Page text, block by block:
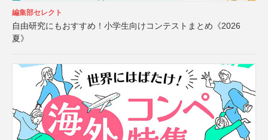
編集部セレクト
自由研究にもおすすめ！小学生向けコンテストまとめ《2026
夏》